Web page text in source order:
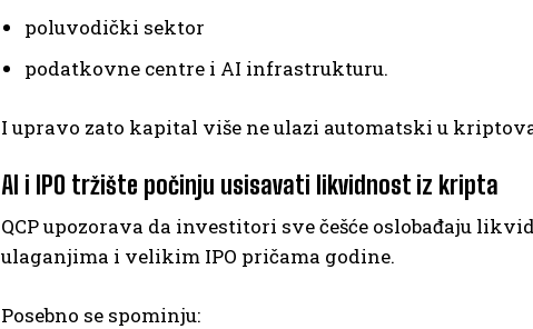
poluvodički sektor
podatkovne centre i AI infrastrukturu.
I upravo zato kapital više ne ulazi automatski u
AI i IPO tržište počinju usisavati likvidnost iz kripta
QCP upozorava da investitori sve češće oslobađaju
ulaganjima i velikim IPO pričama godine.
Posebno se spominju: